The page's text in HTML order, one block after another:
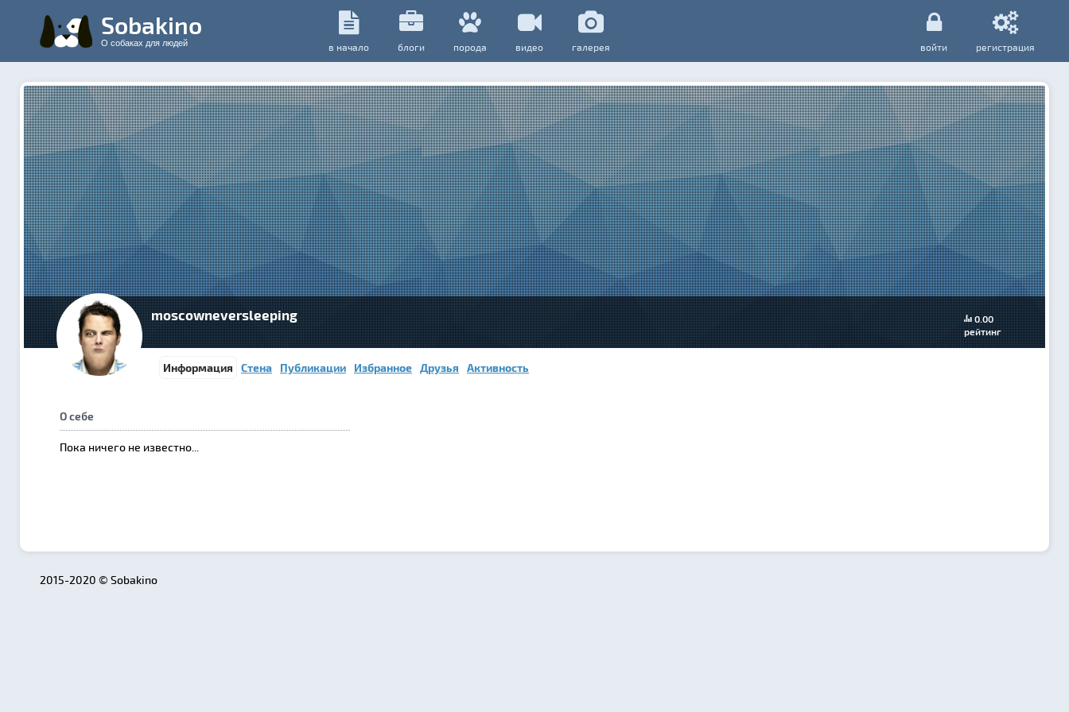
Sobakino
О собаках для людей в начало блоги порода видео галерея войти регистрация
moscowneversleeping
0.00
рейтинг
Информация Стена Публикации Избранное Друзья Активность
О себе
Пока ничего не известно...
2015-2020 © Sobakino